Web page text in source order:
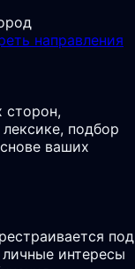
направления
сторон,
подбор
ваших
под
интересы